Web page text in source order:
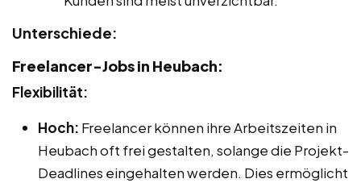
Unterschiede:
Freelancer-Jobs in Heubach:
Flexibilität:
Hoch: Freelancer können ihre Arbeitszeiten in
Heubach oft frei gestalten, solange die Projekt-
Deadlines eingehalten werden. Dies ermöglicht